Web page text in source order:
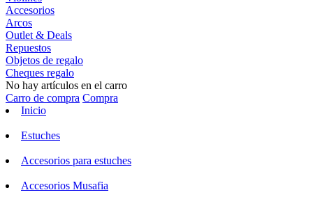
Accesorios
Arcos
Outlet & Deals
Repuestos
Objetos de regalo
Cheques regalo
No hay artículos en el carro
Carro de compra Compra
Inicio
Estuches
Accesorios para estuches
Accesorios Musafia